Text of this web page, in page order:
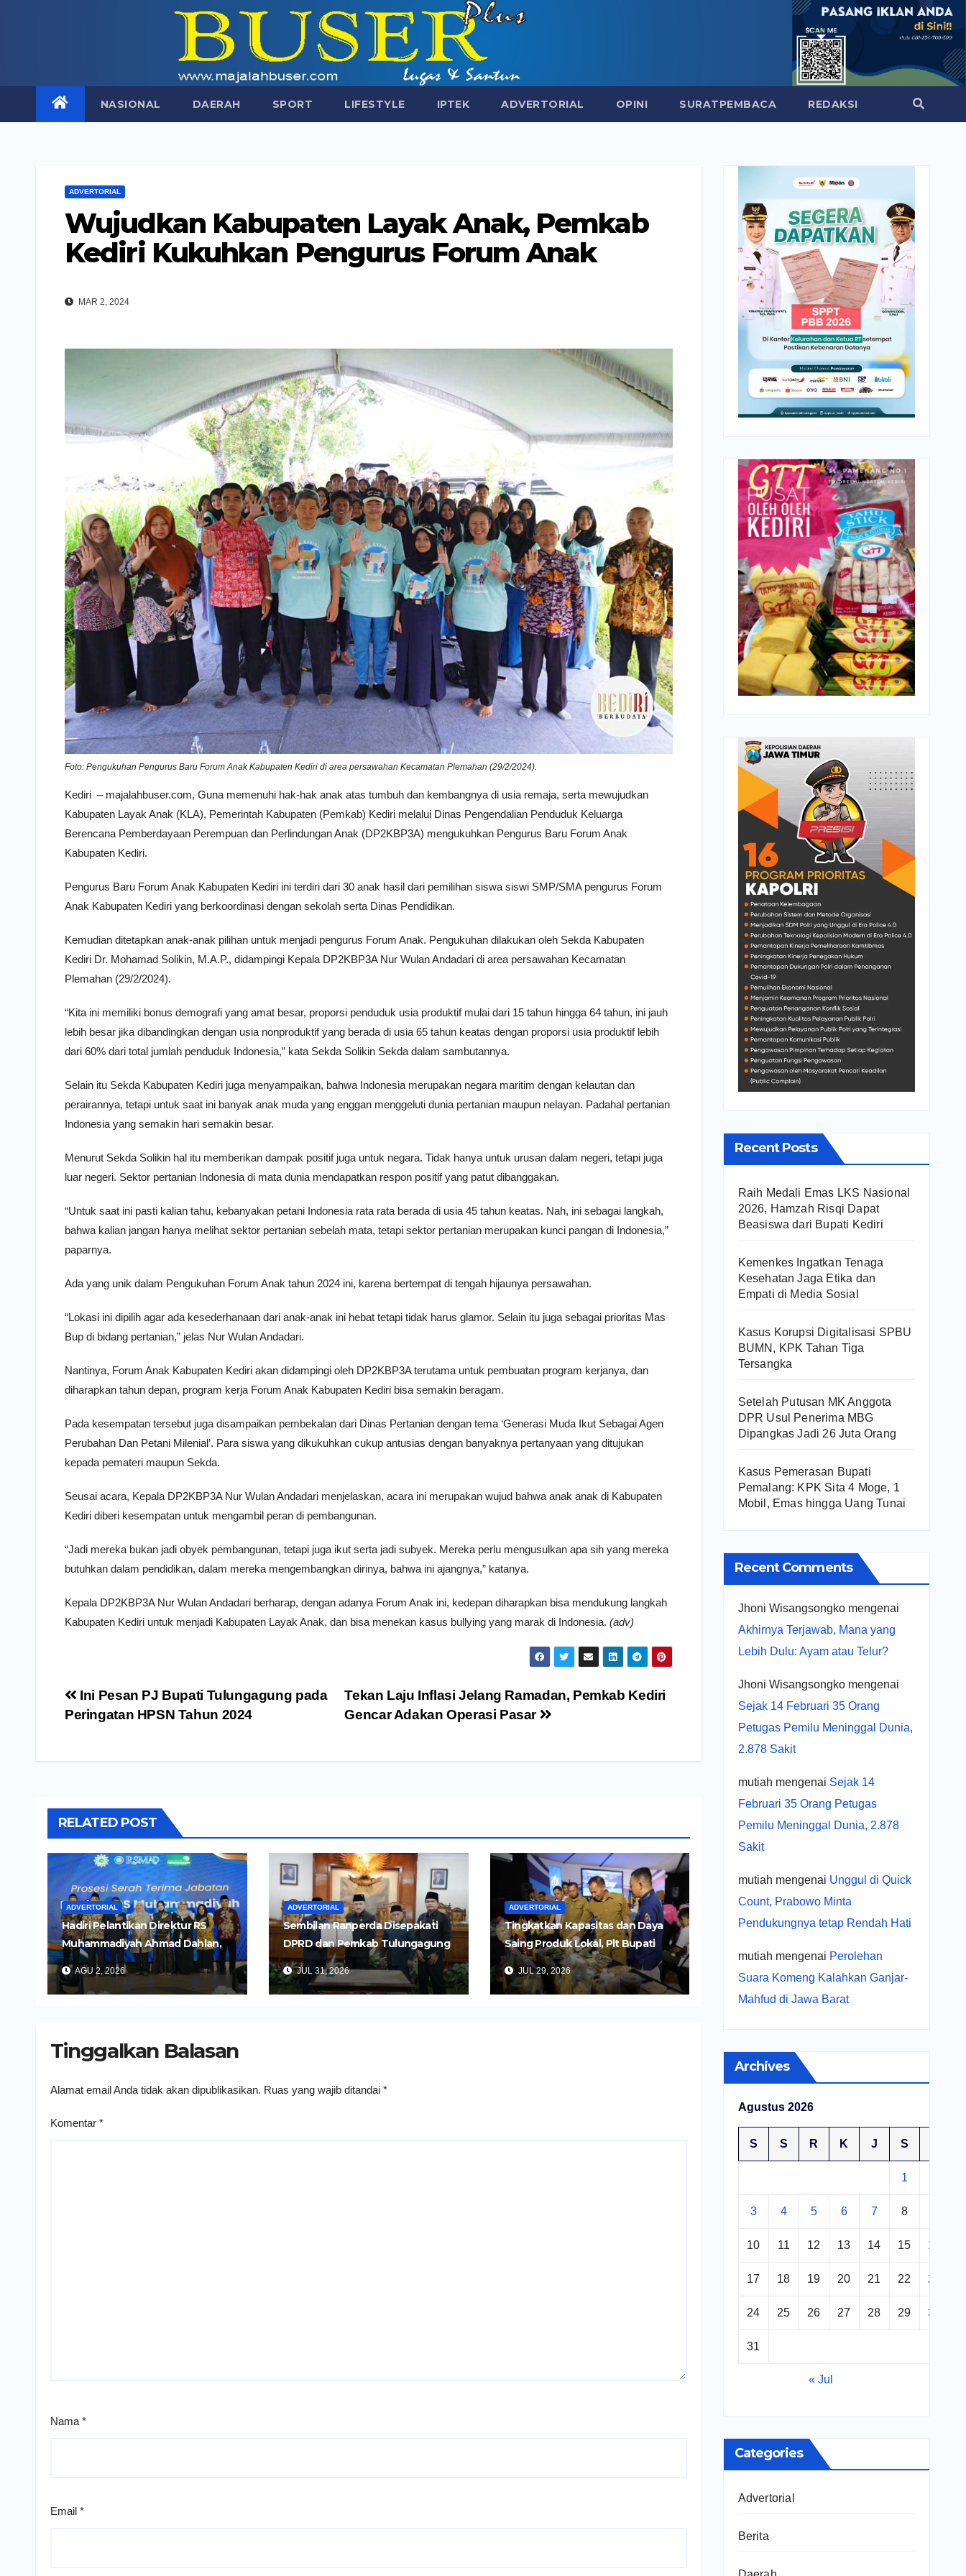
NASIONAL DAERAH SPORT LIFESTYLE IPTEK ADVERTORIAL OPINI SURATPEMBACA REDAKSI
ADVERTORIAL
Wujudkan Kabupaten Layak Anak, Pemkab
Kediri Kukuhkan Pengurus Forum Anak
MAR 2, 2024
Foto: Pengukuhan Pengurus Baru Forum Anak Kabupaten Kediri di area persawahan Kecamatan Plemahan (29/2/2024).
Kediri – majalahbuser.com, Guna memenuhi hak-hak anak atas tumbuh dan kembangnya di usia remaja, serta mewujudkan
Kabupaten Layak Anak (KLA), Pemerintah Kabupaten (Pemkab) Kediri melalui Dinas Pengendalian Penduduk Keluarga
Berencana Pemberdayaan Perempuan dan Perlindungan Anak (DP2KBP3A) mengukuhkan Pengurus Baru Forum Anak
Kabupaten Kediri.
Pengurus Baru Forum Anak Kabupaten Kediri ini terdiri dari 30 anak hasil dari pemilihan siswa siswi SMP/SMA pengurus Forum
Anak Kabupaten Kediri yang berkoordinasi dengan sekolah serta Dinas Pendidikan.
Kemudian ditetapkan anak-anak pilihan untuk menjadi pengurus Forum Anak. Pengukuhan dilakukan oleh Sekda Kabupaten
Kediri Dr. Mohamad Solikin, M.A.P., didampingi Kepala DP2KBP3A Nur Wulan Andadari di area persawahan Kecamatan
Plemahan (29/2/2024).
“Kita ini memiliki bonus demografi yang amat besar, proporsi penduduk usia produktif mulai dari 15 tahun hingga 64 tahun, ini jauh
lebih besar jika dibandingkan dengan usia nonproduktif yang berada di usia 65 tahun keatas dengan proporsi usia produktif lebih
dari 60% dari total jumlah penduduk Indonesia,” kata Sekda Solikin Sekda dalam sambutannya.
Selain itu Sekda Kabupaten Kediri juga menyampaikan, bahwa Indonesia merupakan negara maritim dengan kelautan dan
perairannya, tetapi untuk saat ini banyak anak muda yang enggan menggeluti dunia pertanian maupun nelayan. Padahal pertanian
Indonesia yang semakin hari semakin besar.
Menurut Sekda Solikin hal itu memberikan dampak positif juga untuk negara. Tidak hanya untuk urusan dalam negeri, tetapi juga
luar negeri. Sektor pertanian Indonesia di mata dunia mendapatkan respon positif yang patut dibanggakan.
“Untuk saat ini pasti kalian tahu, kebanyakan petani Indonesia rata rata berada di usia 45 tahun keatas. Nah, ini sebagai langkah,
bahwa kalian jangan hanya melihat sektor pertanian sebelah mata, tetapi sektor pertanian merupakan kunci pangan di Indonesia,”
paparnya.
Ada yang unik dalam Pengukuhan Forum Anak tahun 2024 ini, karena bertempat di tengah hijaunya persawahan.
“Lokasi ini dipilih agar ada kesederhanaan dari anak-anak ini hebat tetapi tidak harus glamor. Selain itu juga sebagai prioritas Mas
Bup di bidang pertanian,” jelas Nur Wulan Andadari.
Nantinya, Forum Anak Kabupaten Kediri akan didampingi oleh DP2KBP3A terutama untuk pembuatan program kerjanya, dan
diharapkan tahun depan, program kerja Forum Anak Kabupaten Kediri bisa semakin beragam.
Pada kesempatan tersebut juga disampaikan pembekalan dari Dinas Pertanian dengan tema ‘Generasi Muda Ikut Sebagai Agen
Perubahan Dan Petani Milenial’. Para siswa yang dikukuhkan cukup antusias dengan banyaknya pertanyaan yang ditujukan
kepada pemateri maupun Sekda.
Seusai acara, Kepala DP2KBP3A Nur Wulan Andadari menjelaskan, acara ini merupakan wujud bahwa anak anak di Kabupaten
Kediri diberi kesempatan untuk mengambil peran di pembangunan.
“Jadi mereka bukan jadi obyek pembangunan, tetapi juga ikut serta jadi subyek. Mereka perlu mengusulkan apa sih yang mereka
butuhkan dalam pendidikan, dalam mereka mengembangkan dirinya, bahwa ini ajangnya,” katanya.
Kepala DP2KBP3A Nur Wulan Andadari berharap, dengan adanya Forum Anak ini, kedepan diharapkan bisa mendukung langkah
Kabupaten Kediri untuk menjadi Kabupaten Layak Anak, dan bisa menekan kasus bullying yang marak di Indonesia. (adv)
Navigasi
pos
Tekan Laju Inflasi Jelang Ramadan, Pemkab Kediri
Gencar Adakan Operasi Pasar
Ini Pesan PJ Bupati Tulungagung pada
Peringatan HPSN Tahun 2024
RELATED POST
ADVERTORIAL
Hadiri Pelantikan Direktur RS
Muhammadiyah Ahmad Dahlan,
Wali Kota Kediri Tekankan
Pelayanan Kesehatan yang
Humanis
AGU 2, 2026
ADVERTORIAL
Sembilan Ranperda Disepakati
DPRD dan Pemkab Tulungagung
Untuk Perkuat Pembangunan
Daerah
JUL 31, 2026
ADVERTORIAL
Tingkatkan Kapasitas dan Daya
Saing Produk Lokal, Plt Bupati
Tulungagung Buka Seminar
Impor dan Ekspor Produk UMKM
JUL 29, 2026
Tinggalkan Balasan
Alamat email Anda tidak akan dipublikasikan. Ruas yang wajib ditandai *
Komentar *
Nama*
Email *
Recent Posts
Raih Medali Emas LKS Nasional
2026, Hamzah Risqi Dapat
Beasiswa dari Bupati Kediri
Kemenkes Ingatkan Tenaga
Kesehatan Jaga Etika dan
Empati di Media Sosial
Kasus Korupsi Digitalisasi SPBU
BUMN, KPK Tahan Tiga
Tersangka
Setelah Putusan MK Anggota
DPR Usul Penerima MBG
Dipangkas Jadi 26 Juta Orang
Kasus Pemerasan Bupati
Pemalang: KPK Sita 4 Moge, 1
Mobil, Emas hingga Uang Tunai
Recent Comments
Jhoni Wisangsongkomengenai
Akhirnya Terjawab, Mana yang
Lebih Dulu: Ayam atau Telur?
Jhoni Wisangsongkomengenai
Sejak 14 Februari 35 Orang
Petugas Pemilu Meninggal Dunia,
2.878 Sakit
mutiah mengenai Sejak 14
Februari 35 Orang Petugas
Pemilu Meninggal Dunia, 2.878
Sakit
mutiah mengenai Unggul di Quick
Count, Prabowo Minta
Pendukungnya tetap Rendah Hati
mutiah mengenai Perolehan
Suara Komeng Kalahkan Ganjar-
Mahfud di Jawa Barat
Archives
Agustus 2026
S S R K J S
1
3 4 5 6 7 8
10 11 12 13 14 15 16
17 18 19 20 21 22 23
24 25 26 27 28 29 30
31
« Jul
Categories
Advertorial
Berita